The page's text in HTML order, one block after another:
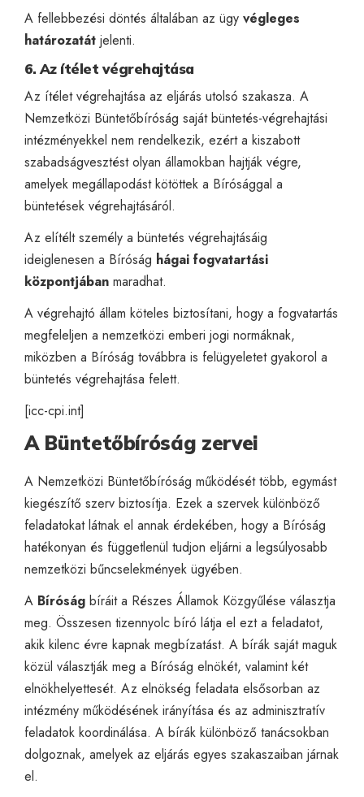
A fellebbezési döntés általában az ügy végleges
határozatát jelenti.
6. Az ítélet végrehajtása
Az ítélet végrehajtása az eljárás utolsó szakasza. A
Nemzetközi Büntetőbíróság saját büntetés-végrehajtási
intézményekkel nem rendelkezik, ezért a kiszabott
szabadságvesztést olyan államokban hajtják végre,
amelyek megállapodást kötöttek a Bírósággal a
büntetések végrehajtásáról.
Az elítélt személy a büntetés végrehajtásáig
ideiglenesen a Bíróság hágai fogvatartási
központjában maradhat.
A végrehajtó állam köteles biztosítani, hogy a fogvatartás
megfeleljen a nemzetközi emberi jogi normáknak,
miközben a Bíróság továbbra is felügyeletet gyakorol a
büntetés végrehajtása felett.
[icc-cpi.int]
A Büntetőbíróság zervei
A Nemzetközi Büntetőbíróság működését több, egymást
kiegészítő szerv biztosítja. Ezek a szervek különböző
feladatokat látnak el annak érdekében, hogy a Bíróság
hatékonyan és függetlenül tudjon eljárni a legsúlyosabb
nemzetközi bűncselekmények ügyében.
A Bíróság bíráit a Részes Államok Közgyűlése választja
meg. Összesen tizennyolc bíró látja el ezt a feladatot,
akik kilenc évre kapnak megbízatást. A bírák saját maguk
közül választják meg a Bíróság elnökét, valamint két
elnökhelyettesét. Az elnökség feladata elsősorban az
intézmény működésének irányítása és az adminisztratív
feladatok koordinálása. A bírák különböző tanácsokban
dolgoznak, amelyek az eljárás egyes szakaszaiban járnak
el.